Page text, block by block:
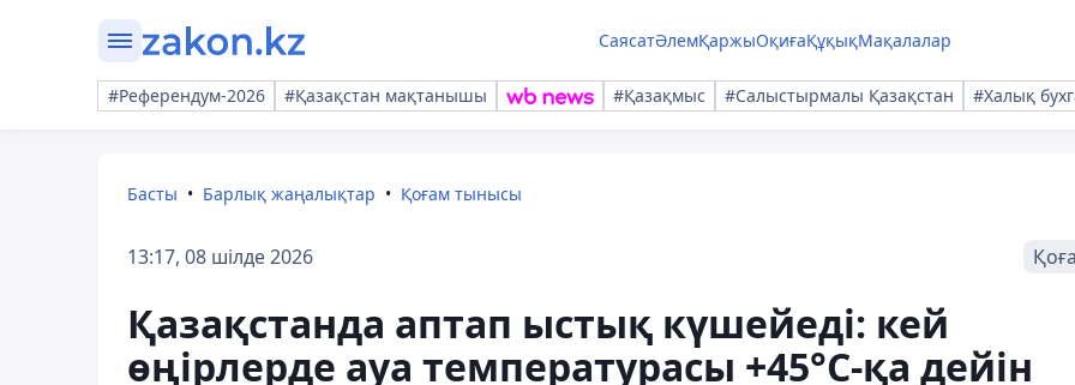
СаясатӘлемҚаржыОқиғаҚұқықМақалалар
#Референдум-2026 #Қазақстан мақтанышы #Қазақмыс #Салыстырмалы Қазақстан #Халық
Басты Барлық жаңалықтар Қоғам тынысы
13:17, 08 шілде 2026
Қазақстанда аптап ыстық күшейеді: кей
өңірлерде ауа температурасы +45°С-қа дейін